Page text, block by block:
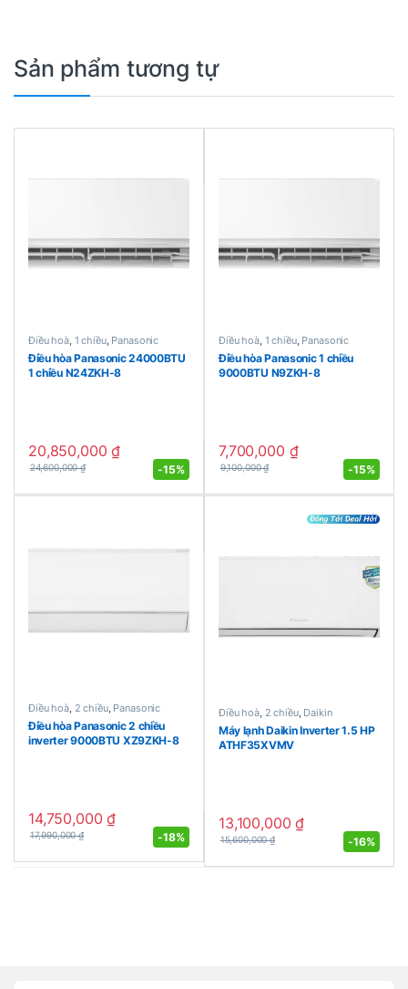
Sản phẩm tương tự
Điều hoà, 1 chiều, Panasonic
Điều hòa Panasonic 24000BTU
1 chiều N24ZKH-8
20,850,000₫
24,600,000₫ -15%
Điều hoà, 1 chiều, Panasonic
Điều hòa Panasonic 1 chiều
9000BTU N9ZKH-8
7,700,000 ₫
9,100,000₫ -15%
Điều hoà, 2 chiều, Panasonic
Điều hòa Panasonic 2 chiều
inverter 9000BTU XZ9ZKH-8
14,750,000₫
17,990,000₫ -18%
Điều hoà, 2 chiều, Daikin
Máy lạnh Daikin Inverter 1.5 HP
ATHF35XVMV
13,100,000₫
15,600,000₫ -16%